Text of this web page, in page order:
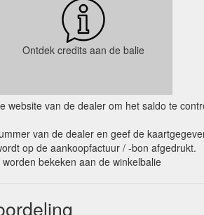
Ontdek credits aan de balie
website van de dealer om het saldo te
van de dealer en geef de
op de aankoopfactuur / -bon afgedrukt.
bekeken aan de winkelbalie